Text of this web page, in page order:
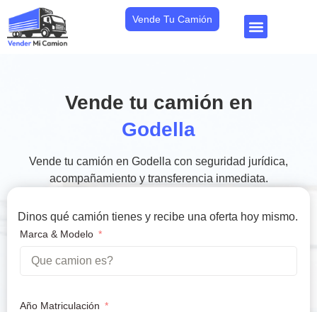
Vende Tu Camión
Vende tu camión en
Godella
Vende tu camión en Godella con seguridad jurídica,
acompañamiento y transferencia inmediata.
Dinos qué camión tienes y recibe una oferta hoy mismo.
Marca & Modelo
Año Matriculación